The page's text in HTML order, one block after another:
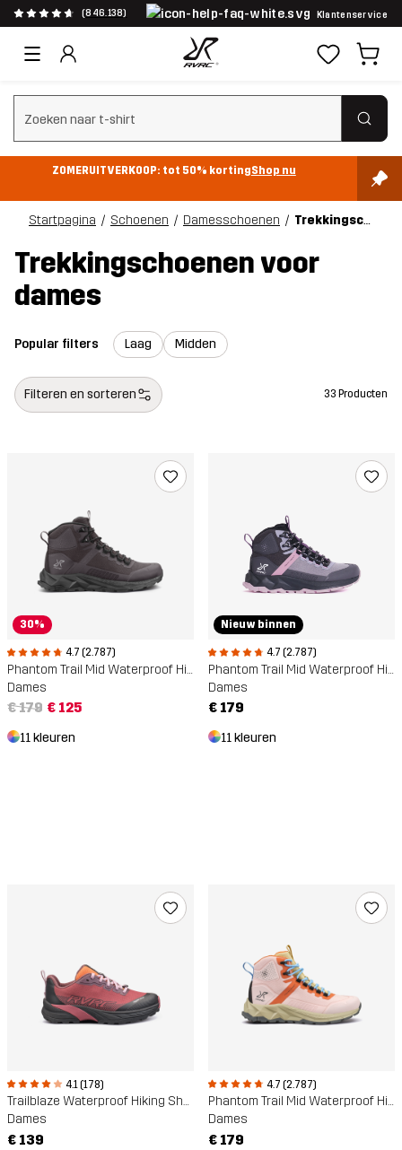
(846.138) Klantenservice
Zoeken wissen
ZOMERUITVERKOOP: tot 50% kortingShop nu
Startpagina Schoenen Damesschoenen Trekkingschoenen
Trekkingschoenen voor
dames
Popular filters Laag Midden
Filteren en sorteren 33 Producten
30%
4.7 (2.787)
Phantom Trail Mid Waterproof Hiking Boots
Dames
€ 179 € 125
11 kleuren
Nieuw binnen
4.7 (2.787)
Phantom Trail Mid Waterproof Hiking Boots
Dames
€ 179
11 kleuren
4.1 (178)
Trailblaze Waterproof Hiking Shoes
Dames
€ 139
4.7 (2.787)
Phantom Trail Mid Waterproof Hiking Boots
Dames
€ 179